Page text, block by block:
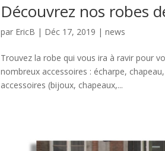
Découvrez nos robes
par EricB | Déc 17, 2019 |news
Trouvez la robe qui vous ira à ravir pour
nombreux accessoires : écharpe,
accessoires (bijoux, chapeaux,...